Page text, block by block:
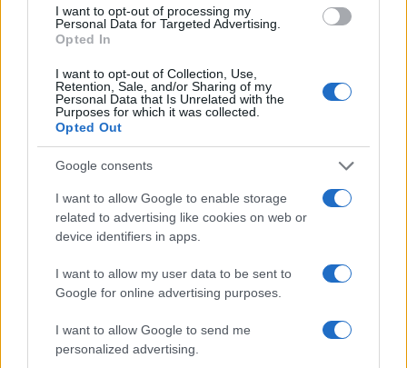
I want to opt-out of processing my
Personal Data for Targeted Advertising.
Opted In
I want to opt-out of Collection, Use,
Retention, Sale, and/or Sharing of my
Personal Data that Is Unrelated with the
Purposes for which it was collected.
Opted Out
Google consents
I want to allow Google to enable storage
related to advertising like cookies on web or
device identifiers in apps.
I want to allow my user data to be sent to
Google for online advertising purposes.
I want to allow Google to send me
personalized advertising.
poter dormire altrettanto tranquillo
, sapendo
che qualcuno continua a controllare come
probabilmente, avrebbe capito anche questo.